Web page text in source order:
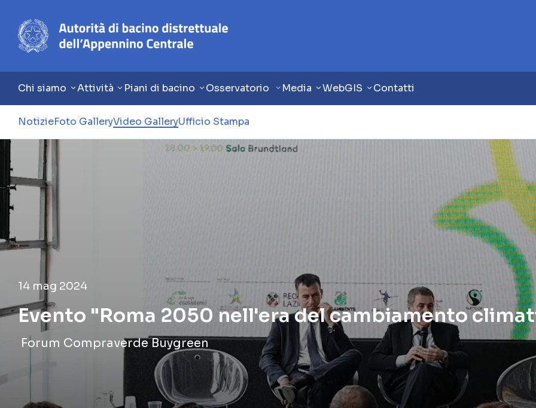
Chi siamo Attività Piani di bacino Osservatorio Media WebGIS Contatti
NotizieFoto GalleryVideo GalleryUfficio Stampa
14 mag 2024
Evento "Roma 2050 nell'era del cambiamento
Forum Compraverde Buygreen